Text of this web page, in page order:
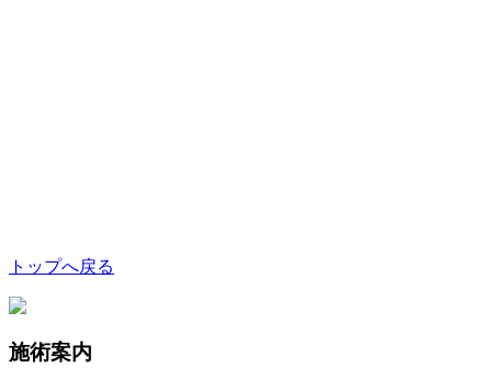
トップへ戻る
施術案内